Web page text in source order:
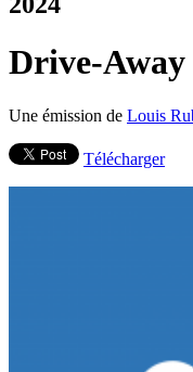
Drive-Away
Une émission de Louis
Télécharger